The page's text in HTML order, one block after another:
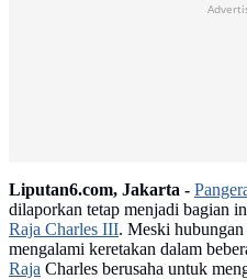
Liputan6.com, Jakarta -
dilaporkan tetap menjadi bagian
Raja Charles III. Meski
mengalami keretakan dalam
Raja Charles berusaha untuk